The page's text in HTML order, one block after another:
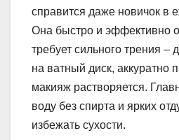
справится даже новичок в
Она быстро и эффективно
требует сильного трения –
на ватный диск, аккуратно
макияж растворяется.
воду без спирта и ярких
избежать сухости.